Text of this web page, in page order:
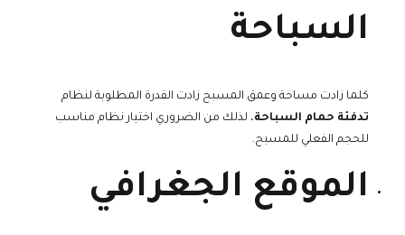
السباحة
كلما زادت مساحة وعمق المسبح زادت القدرة المطلوبة لنظام
تدفئة حمام السباحة، لذلك من الضروري اختيار نظام مناسب
للحجم الفعلي للمسبح.
الموقع الجغرافي